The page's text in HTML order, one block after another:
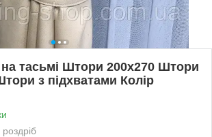
тасьмі Штори 200х270 Штори
з підхватами Колір
роздріб